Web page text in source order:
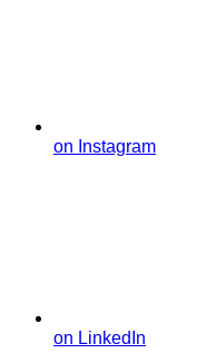
on Instagram
on LinkedIn